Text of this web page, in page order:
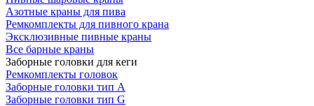
Азотные краны для пива
Ремкомплекты для пивного крана
Эксклюзивные пивные краны
Все барные краны
Заборные головки для кеги
Ремкомплекты головок
Заборные головки тип А
Заборные головки тип G